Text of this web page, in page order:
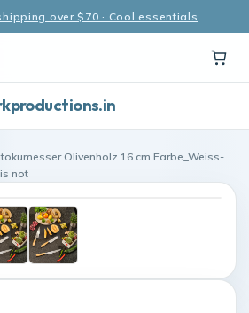
over $70 · Cool essentials
Olivenholz 16 cm Farbe_Weiss-
not